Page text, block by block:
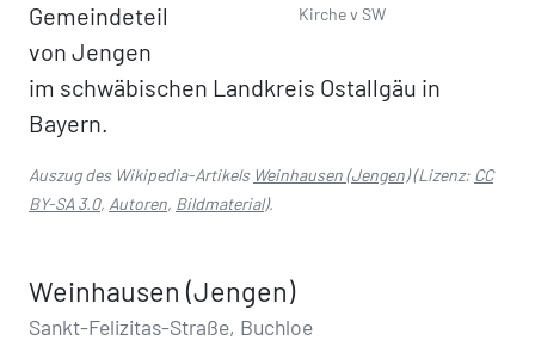
Kirche v SW
Gemeindeteil
von Jengen
im schwäbischen Landkreis Ostallgäu in
Bayern.
Auszug des Wikipedia-Artikels Weinhausen (Jengen)(Lizenz: CC
BY-SA 3.0, Autoren, Bildmaterial).
Weinhausen (Jengen)
Sankt-Felizitas-Straße, Buchloe